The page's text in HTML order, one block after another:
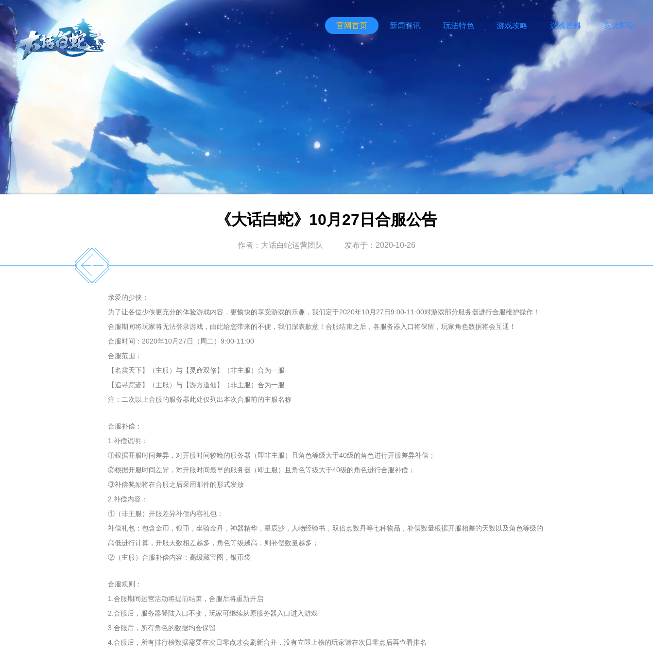
安装帮助
游戏资料
游戏攻略
玩法特色
新闻资讯
官网首页
《大话白蛇》10月27日合服公告
作者：大话白蛇运营团队 发布于：2020-10-26
亲爱的少侠：
为了让各位少侠更充分的体验游戏内容，更愉快的享受游戏的乐趣，我们定于2020年10月27日9:00-11:00对游戏部分服务器进行合服维护操作！
合服期间将玩家将无法登录游戏，由此给您带来的不便，我们深表歉意！合服结束之后，各服务器入口将保留，玩家角色数据将会互通！
合服时间：2020年10月27日（周二）9:00-11:00
合服范围：
【名震天下】（主服）与【灵命双修】（非主服）合为一服
【追寻踪迹】（主服）与【游方道仙】（非主服）合为一服
注：二次以上合服的服务器此处仅列出本次合服前的主服名称
合服补偿：
1.补偿说明：
①根据开服时间差异，对开服时间较晚的服务器（即非主服）且角色等级大于40级的角色进行开服差异补偿；
②根据开服时间差异，对开服时间最早的服务器（即主服）且角色等级大于40级的角色进行合服补偿；
③补偿奖励将在合服之后采用邮件的形式发放
2.补偿内容：
①（非主服）开服差异补偿内容礼包：
补偿礼包：包含金币，银币，坐骑金丹，神器精华，星辰沙，人物经验书，双倍点数丹等七种物品，补偿数量根据开服相差的天数以及角色等级的
高低进行计算，开服天数相差越多，角色等级越高，则补偿数量越多；
②（主服）合服补偿内容：高级藏宝图，银币袋
合服规则：
1.合服期间运营活动将提前结束，合服后将重新开启
2.合服后，服务器登陆入口不变，玩家可继续从原服务器入口进入游戏
3.合服后，所有角色的数据均会保留
4.合服后，所有排行榜数据需要在次日零点才会刷新合并，没有立即上榜的玩家请在次日零点后再查看排名